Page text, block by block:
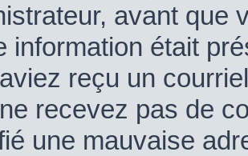
avant que
information était
reçu un
recevez pas de
une mauvaise